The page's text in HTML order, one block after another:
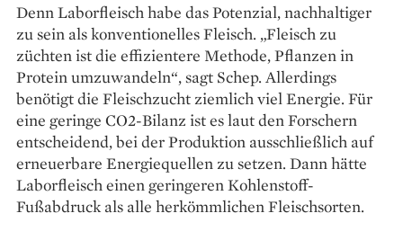
Denn Laborfleisch habe das Potenzial, nachhaltiger
zu sein als konventionelles Fleisch. „Fleisch zu
züchten ist die effizientere Methode, Pflanzen in
Protein umzuwandeln“, sagt Schep. Allerdings
benötigt die Fleischzucht ziemlich viel Energie. Für
eine geringe CO2-Bilanz ist es laut den Forschern
entscheidend, bei der Produktion ausschließlich auf
erneuerbare Energiequellen zu setzen. Dann hätte
Laborfleisch einen geringeren Kohlenstoff-
Fußabdruck als alle herkömmlichen Fleischsorten.